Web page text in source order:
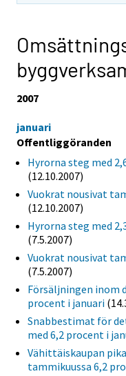
2007
januari
Offentliggöranden
Hyrorna steg med
(12.10.2007)
Vuokrat nousivat
(12.10.2007)
Hyrorna steg med
(7.5.2007)
Vuokrat nousivat
(7.5.2007)
Försäljningen inom
procent i januari
Snabbestimat för
med 6,2 procent i
Vähittäiskaupan
tammikuussa 6,2